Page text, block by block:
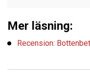
Mer läsning:
Recension: